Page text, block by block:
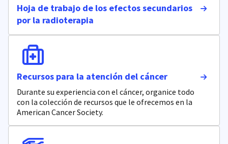
Hoja de trabajo de los efectos secundarios
por la radioterapia
Recursos para la atención del cáncer
Durante su experiencia con el cáncer, organice todo
con la colección de recursos que le ofrecemos en la
American Cancer Society.